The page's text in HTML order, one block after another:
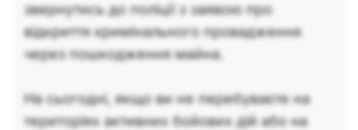
звернутись до поліції з заявою про
відкриття кримінального провадження
через пошкодження майна.
На сьогодні, якщо ви не перебуваєте на
територіях активних бойових дій або на